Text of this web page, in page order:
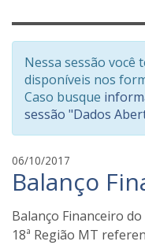
Nessa sessão você
disponíveis nos
Caso busque
sessão "Dados
06/10/2017
a
b
i
a
Balanço
Balanço Financeiro
18ª Região MT